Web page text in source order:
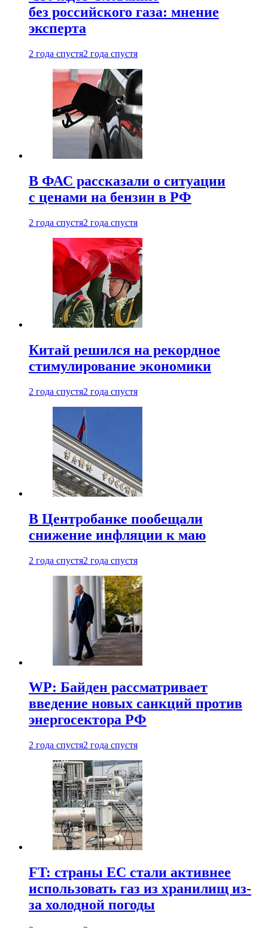
без российского газа: мнение
эксперта
2 года спустя2 года спустя
В ФАС рассказали о ситуации
с ценами на бензин в РФ
2 года спустя2 года спустя
Китай решился на рекордное
стимулирование экономики
2 года спустя2 года спустя
В Центробанке пообещали
снижение инфляции к маю
2 года спустя2 года спустя
WP: Байден рассматривает
введение новых санкций против
энергосектора РФ
2 года спустя2 года спустя
FT: страны ЕС стали активнее
использовать газ из хранилищ из-
за холодной погоды